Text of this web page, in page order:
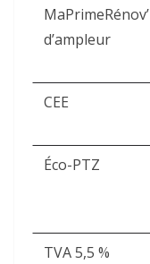
MaPrimeRénov’
d’ampleur
CEE
Éco-PTZ
TVA 5,5 %